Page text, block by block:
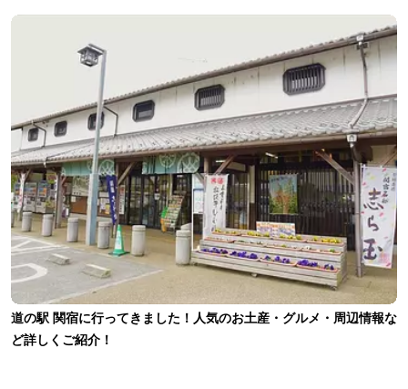
道の駅 関宿に行ってきました！人気のお土産・グルメ・周辺情報な
ど詳しくご紹介！